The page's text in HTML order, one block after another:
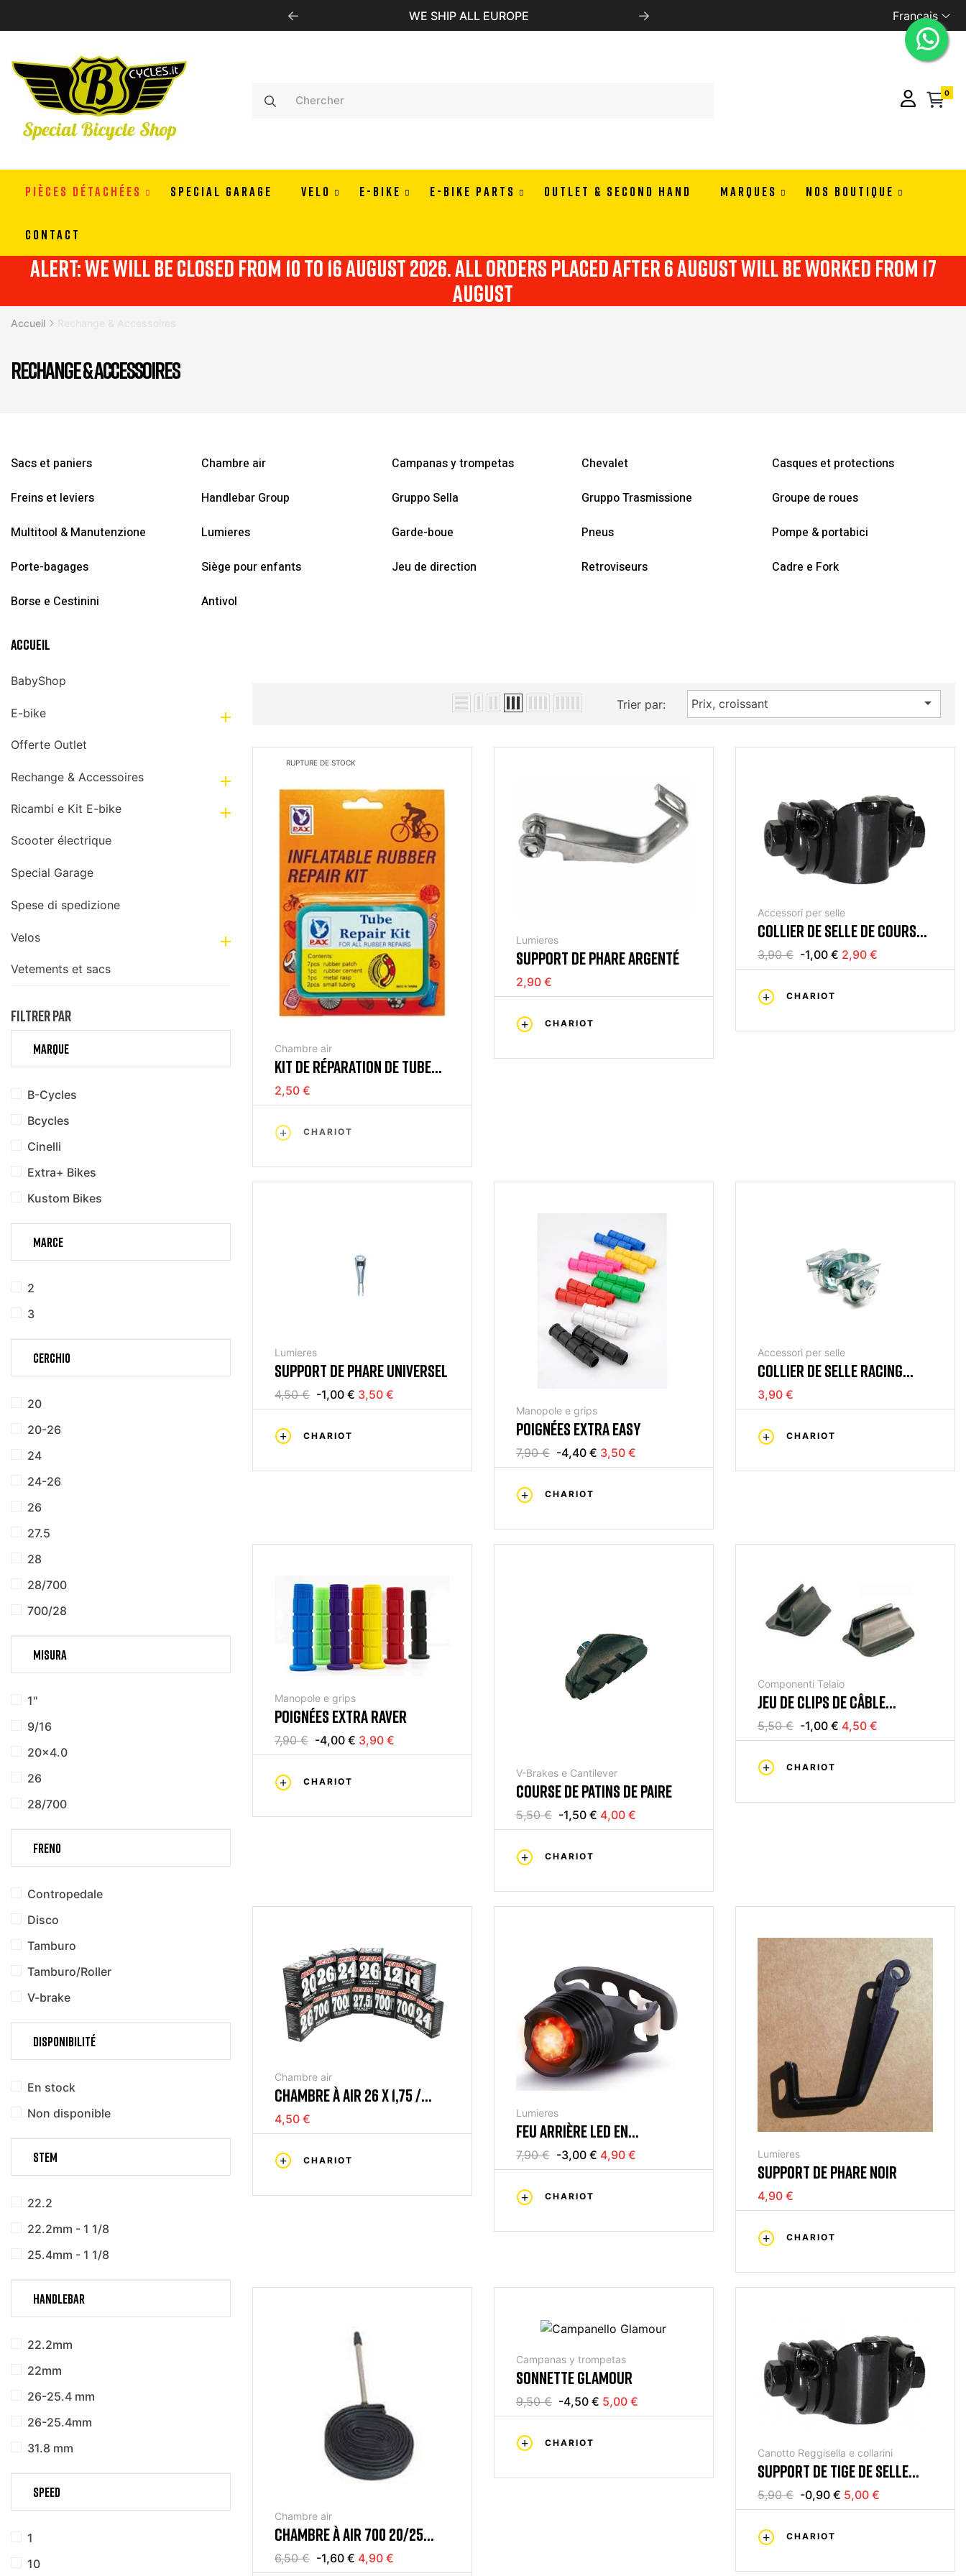
PAY IN 3 OR 4 RATES WITH ALMAPAY Français
0
PIÈCES DÉTACHÉES SPECIAL GARAGE VELO E-BIKE E-BIKE PARTS OUTLET & SECOND HAND MARQUES NOS BOUTIQUE
CONTACT
alert: we will be closed from 10 to 16 august 2026. all orders placed after 6 august will be worked from 17
august
Accueil
RECHANGE & ACCESSOIRES
Sacs et paniers Chambre air Campanas y trompetas Chevalet
Casques et protections
Freins et leviers
Handlebar Group Gruppo Sella Gruppo Trasmissione
Groupe de roues
Multitool & Manutenzione
Lumieres Garde-boue Pneus
Pompe & portabici
Porte-bagages
Siège pour enfants Jeu de direction Retroviseurs
Cadre e Fork
Borse e Cestinini
Antivol
Accueil
BabyShop
E-bike 
Offerte Outlet
Rechange & Accessoires 
Ricambi e Kit E-bike 
Scooter électrique
Special Garage
Spese di spedizione
Velos 
Vetements et sacs
FILTRER PAR
MARQUE
B-Cycles
Bcycles
Cinelli
Extra+ Bikes
Kustom Bikes
MARCE
2
3
CERCHIO
20
20-26
24
24-26
26
27.5
28
28/700
700/28
MISURA
1''
9/16
20x4.0
26
28/700
FRENO
Contropedale
Disco
Tamburo
Tamburo/Roller
V-brake
DISPONIBILITÉ
En stock
Non disponible
STEM
22.2
22.2mm - 1 1/8
25.4mm - 1 1/8
HANDLEBAR
22.2mm
22mm
26-25.4 mm
26-25.4mm
31.8 mm
SPEED
1
10
Trier par: Prix, croissant 
RUPTURE DE STOCK
Chambre air
KIT DE RÉPARATION DE TUBE
INTÉRIEUR
2,50 €
CHARIOT
Lumieres
SUPPORT DE PHARE ARGENTÉ
2,90 €
CHARIOT
Accessori per selle
COLLIER DE SELLE DE COURSE
NOIR
3,90 € -1,00 € 2,90 €
CHARIOT
Lumieres
SUPPORT DE PHARE UNIVERSEL
4,50 € -1,00 € 3,50 €
CHARIOT
Manopole e grips
POIGNÉES EXTRA EASY
7,90 € -4,40 € 3,50 €
CHARIOT
Accessori per selle
COLLIER DE SELLE RACING
ARGENT
3,90 €
CHARIOT
Manopole e grips
POIGNÉES EXTRA RAVER
7,90 € -4,00 € 3,90 €
CHARIOT
V-Brakes e Cantilever
COURSE DE PATINS DE PAIRE
5,50 € -1,50 € 4,00 €
CHARIOT
Componenti Telaio
JEU DE CLIPS DE CÂBLE
ADHÉSIFS
5,50 € -1,00 € 4,50 €
CHARIOT
Chambre air
CHAMBRE À AIR 26 X 1,75 /
2,125 V.MOTO
4,50 €
CHARIOT
Lumieres
FEU ARRIÈRE LED EN
ALUMINIUM NOIR ABEILLE
7,90 € -3,00 € 4,90 €
CHARIOT
Lumieres
SUPPORT DE PHARE NOIR
4,90 €
CHARIOT
Chambre air
CHAMBRE À AIR 700 20/25
VALVE 60MM
6,50 € -1,60 € 4,90 €
Campanas y trompetas
SONNETTE GLAMOUR
9,50 € -4,50 € 5,00 €
CHARIOT
Canotto Reggisella e collarini
SUPPORT DE TIGE DE SELLE
NOIR
5,90 € -0,90 € 5,00 €
CHARIOT